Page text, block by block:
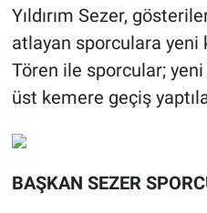
Yıldırım Sezer,
atlayan sporculara
Tören ile sporcular; yeni
üst kemere geçiş
BAŞKAN SEZER